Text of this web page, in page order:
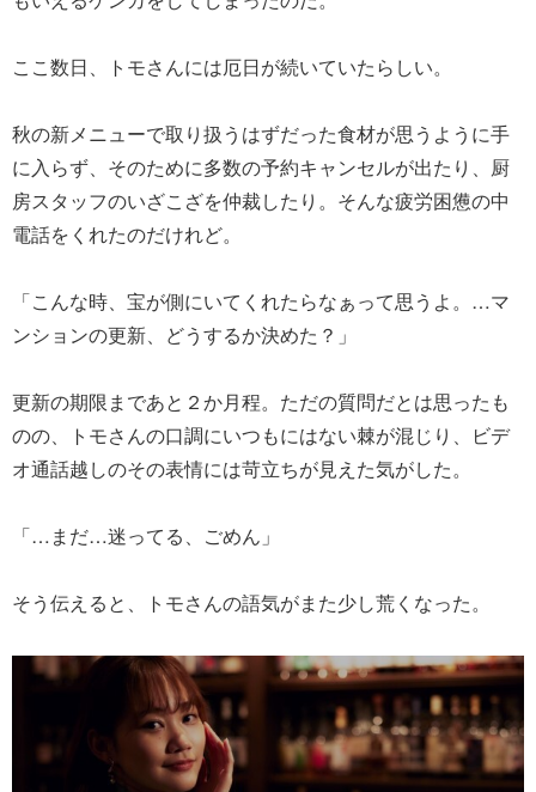
ここ数日、トモさんには厄日が続いていたらしい。
秋の新メニューで取り扱うはずだった食材が思うように手
に入らず、そのために多数の予約キャンセルが出たり、厨
房スタッフのいざこざを仲裁したり。そんな疲労困憊の中
電話をくれたのだけれど。
「こんな時、宝が側にいてくれたらなぁって思うよ。…マ
ンションの更新、どうするか決めた？」
更新の期限まであと２か月程。ただの質問だとは思ったも
のの、トモさんの口調にいつもにはない棘が混じり、ビデ
オ通話越しのその表情には苛立ちが見えた気がした。
「…まだ…迷ってる、ごめん」
そう伝えると、トモさんの語気がまた少し荒くなった。